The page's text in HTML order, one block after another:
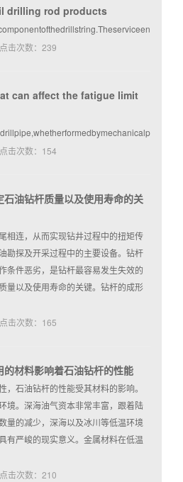
drilling rod products
击次数：239
can affect the fatigue limit
击次数：154
石油钻杆质量以及使用寿命的关
相连，从而实现钻井过程中的扭矩传
勘探及开采过程中的主要设备。钻杆
条件恶劣，是钻杆最容易发生失效的
量以及使用寿命的关键。钻杆的成形
击次数：165
的材料影响着石油钻杆的性能
，石油钻杆的性能受其材料的影响。
境。深海油气资本非常丰富，跟着陆
量的减少，深海以及冰川等低温环境
有严峻的现实意义。金属材料在低温
击次数：210